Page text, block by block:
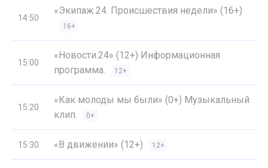
14:50
«Экипаж.24. Происшествия недели» (16+)
16+
15:00
«Новости.24» (12+) Информационная
программа.
12+
15:20
«Как молоды мы были» (0+) Музыкальный
клип.
0+
15:30 «В движении» (12+) 12+